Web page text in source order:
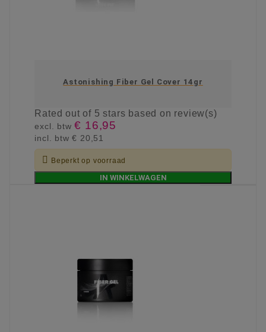
Astonishing Fiber Gel Cover 14gr
Ratedout of 5 stars based on review(s)
excl. btw€ 16,95
incl. btw€ 20,51
 Beperkt op voorraad
IN WINKELWAGEN